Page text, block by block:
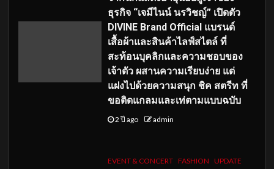
ธุรกิจ “เจมีไนน์ นรวิชญ์” เปิดตัว
DIVINE Brand Official แบรนด์
เสื้อผ้าและสินค้าไลฟ์สไตล์ ที่
สะท้อนบุคลิกและความชอบของ
เจ้าตัว ผสานความเรียบง่าย แต่
แฝงไปด้วยความสนุก ชิค สตรีท ที่
ขอติดแกลมและเท่ตามแบบฉบับ
2 ปี ago admin
EVENT & CONCERT FASHION UPDATE